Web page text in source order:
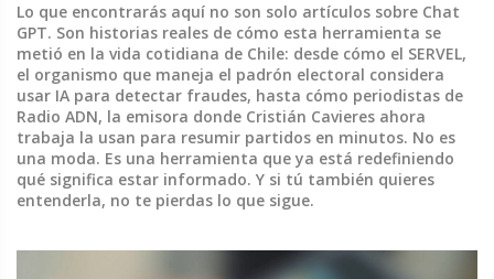
Lo que encontrarás aquí no son solo artículos sobre Chat
GPT. Son historias reales de cómo esta herramienta se
metió en la vida cotidiana de Chile: desde cómo el SERVEL,
el organismo que maneja el padrón electoral considera
usar IA para detectar fraudes, hasta cómo periodistas de
Radio ADN, la emisora donde Cristián Cavieres ahora
trabaja la usan para resumir partidos en minutos. No es
una moda. Es una herramienta que ya está redefiniendo
qué significa estar informado. Y si tú también quieres
entenderla, no te pierdas lo que sigue.